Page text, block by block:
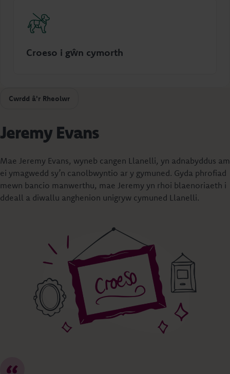
Croeso i gŵn cymorth
Cwrdd â'r Rheolwr
Jeremy Evans
Mae Jeremy Evans, wyneb cangen Llanelli, yn adnabyddus am
ei ymagwedd sy’n canolbwyntio ar y gymuned. Gyda phrofiad
mewn bancio manwerthu, mae Jeremy yn rhoi blaenoriaeth i
ddeall a diwallu anghenion unigryw cymuned Llanelli.